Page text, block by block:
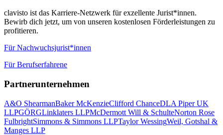
clavisto ist das Karriere-Netzwerk für exzellente Jurist*innen.
Bewirb dich jetzt, um von unseren kostenlosen Förderleistungen zu
profitieren.
Für Nachwuchsjurist*innen
Für Berufserfahrene
Partnerunternehmen
A&O ShearmanBaker McKenzieClifford ChanceDLA Piper UK
LLPGÖRGLinklaters LLPMcDermott Will & SchulteNorton Rose
FulbrightSimmons & Simmons LLPTaylor WessingWeil, Gotshal &
Manges LLP